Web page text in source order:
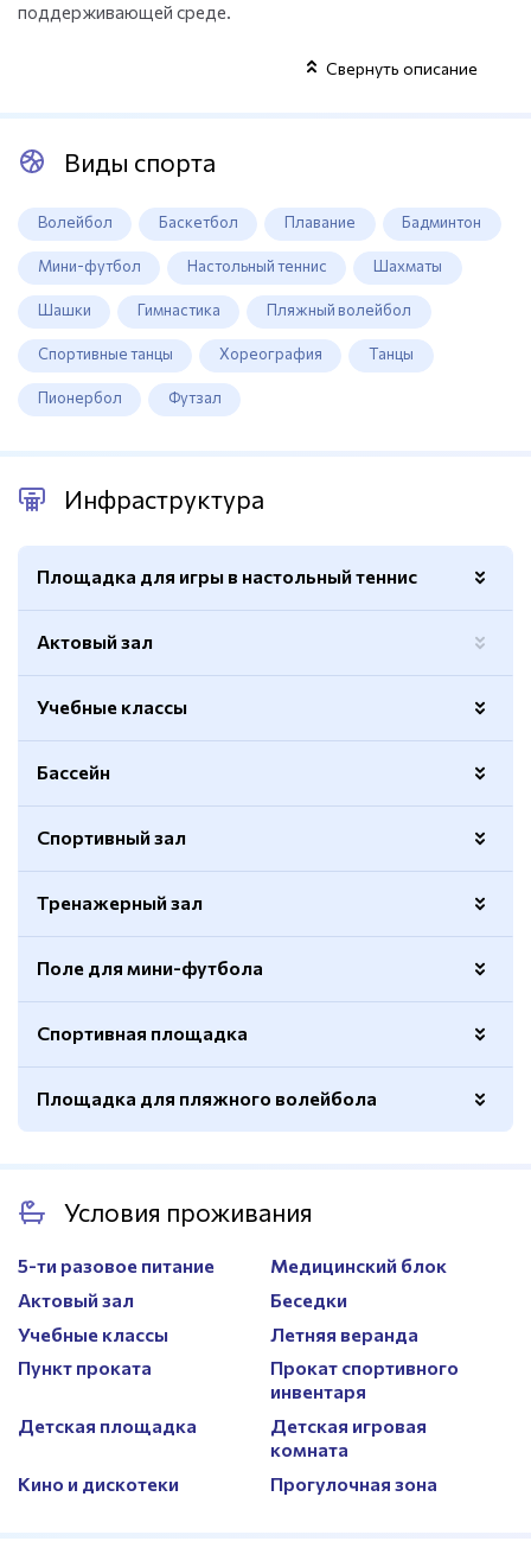
поддерживающей среде.
Свернуть описание
Виды спорта
Волейбол Баскетбол Плавание Бадминтон
Мини-футбол Настольный теннис Шахматы
Шашки Гимнастика Пляжный волейбол
Спортивные танцы Хореография Танцы
Пионербол Футзал
Инфраструктура
Площадка для игры в настольный теннис
Площадь 64м.кв.
Актовый зал
Учебные классы
Количество
Бассейн
Длина
25м.
Раздевалки
Есть
Спортивный зал
Покрытие
Синтетическое
Ворота для мини-футбола
Волейбольная сетка
Есть
Тренажерный зал
Вид
тренажеров
Кардиотренажеры, силовые,
гантельный ряд
Поле для мини-футбола
Покрытие Искусственный газон
Спортивная площадка
Покрытие
Резиновое
Сетка для бадминтона
Есть
Ограждение
Есть
Площадка для пляжного волейбола
Размер
8х16м.
Условия проживания
5-ти разовое питание
Медицинский блок
Актовый зал
Беседки
Учебные классы
Летняя веранда
Пункт проката
Прокат спортивного
инвентаря
Детская площадка
Детская игровая
комната
Кино и дискотеки
Прогулочная зона